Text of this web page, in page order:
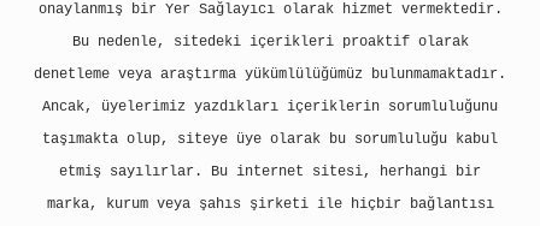
onaylanmış bir Yer Sağlayıcı olarak hizmet vermektedir.
Bu nedenle, sitedeki içerikleri proaktif olarak
denetleme veya araştırma yükümlülüğümüz bulunmamaktadır.
Ancak, üyelerimiz yazdıkları içeriklerin sorumluluğunu
taşımakta olup, siteye üye olarak bu sorumluluğu kabul
etmiş sayılırlar. Bu internet sitesi, herhangi bir
marka, kurum veya şahıs şirketi ile hiçbir bağlantısı